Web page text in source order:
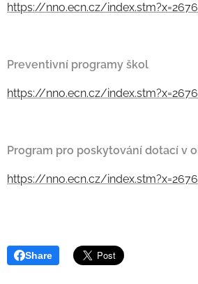
https://nno.ecn.cz/
Preventivní programy škol
https://nno.ecn.cz/
Program pro poskytování dotací v
https://nno.ecn.cz/
Share